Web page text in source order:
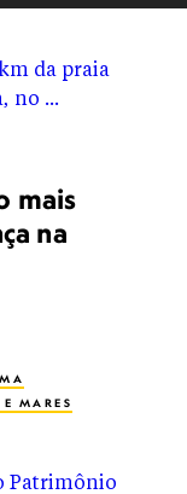
mais
na
E MARES